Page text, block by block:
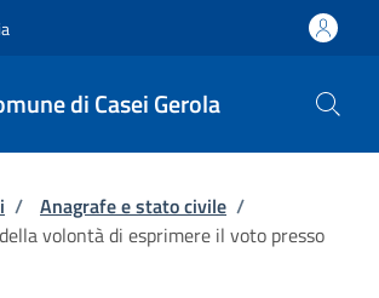
di Casei Gerola
pane
/ Anagrafe e stato civile /
volontà di esprimere il voto presso